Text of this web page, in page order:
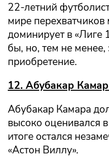
22-летний
мире
доминирует в «Лиге
бы, но, тем не
приобретение.
12. Абубакар
Абубакар Камара
высоко оценивался
итоге остался
«Астон Виллу».